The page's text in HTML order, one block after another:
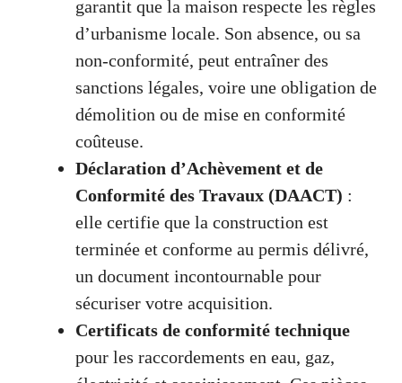
garantit que la maison respecte les règles
d’urbanisme locale. Son absence, ou sa
non-conformité, peut entraîner des
sanctions légales, voire une obligation de
démolition ou de mise en conformité
coûteuse.
Déclaration d’Achèvement et de
Conformité des Travaux (DAACT) :
elle certifie que la construction est
terminée et conforme au permis délivré,
un document incontournable pour
sécuriser votre acquisition.
Certificats de conformité technique
pour les raccordements en eau, gaz,